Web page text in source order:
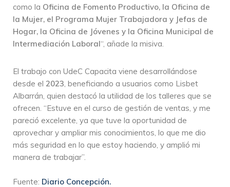
como la Oficina de Fomento Productivo, la Oficina de
la Mujer, el Programa Mujer Trabajadora y Jefas de
Hogar, la Oficina de Jóvenes y la Oficina Municipal de
Intermediación Laboral“, añade la misiva.
El trabajo con UdeC Capacita viene desarrollándose
desde el 2023 , beneficiando a usuarios como Lisbet
Albarrán, quien destacó la utilidad de los talleres que se
ofrecen. “Estuve en el curso de gestión de ventas, y me
pareció excelente, ya que tuve la oportunidad de
aprovechar y ampliar mis conocimientos, lo que me dio
más seguridad en lo que estoy haciendo, y amplió mi
manera de trabajar”.
Fuente: Diario Concepción.